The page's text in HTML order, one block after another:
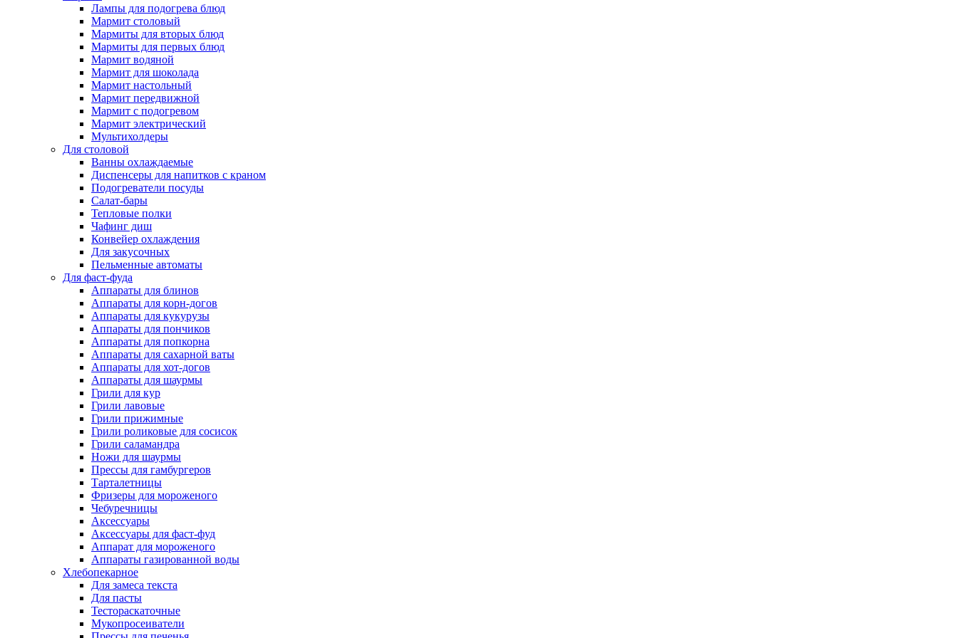
Лампы для подогрева блюд
Мармит столовый
Мармиты для вторых блюд
Мармиты для первых блюд
Мармит водяной
Мармит для шоколада
Мармит настольный
Мармит передвижной
Мармит с подогревом
Мармит электрический
Мультихолдеры
Для столовой
Ванны охлаждаемые
Диспенсеры для напитков с краном
Подогреватели посуды
Салат-бары
Тепловые полки
Чафинг диш
Конвейер охлаждения
Для закусочных
Пельменные автоматы
Для фаст-фуда
Аппараты для блинов
Аппараты для корн-догов
Аппараты для кукурузы
Аппараты для пончиков
Аппараты для попкорна
Аппараты для сахарной ваты
Аппараты для хот-догов
Аппараты для шаурмы
Грили для кур
Грили лавовые
Грили прижимные
Грили роликовые для сосисок
Грили саламандра
Ножи для шаурмы
Прессы для гамбургеров
Тарталетницы
Фризеры для мороженого
Чебуречницы
Аксессуары
Аксессуары для фаст-фуд
Аппарат для мороженого
Аппараты газированной воды
Хлебопекарное
Для замеса текста
Для пасты
Тестораскаточные
Мукопросеиватели